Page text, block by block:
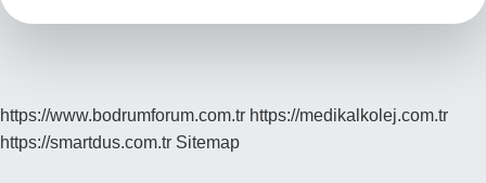
https://www.bodrumforum.com.tr https://medikalkolej.com.tr
https://smartdus.com.tr Sitemap